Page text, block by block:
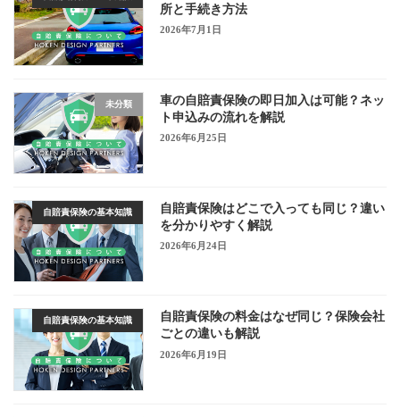
所と手続き方法
2026年7月1日
未分類
車の自賠責保険の即日加入は可能？ネッ
ト申込みの流れを解説
2026年6月25日
自賠責保険の基本知識
自賠責保険はどこで入っても同じ？違い
を分かりやすく解説
2026年6月24日
自賠責保険の基本知識
自賠責保険の料金はなぜ同じ？保険会社
ごとの違いも解説
2026年6月19日